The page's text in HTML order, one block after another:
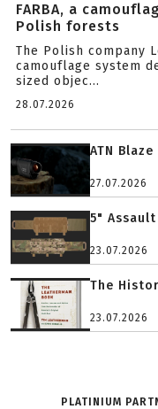
FARBA, a
Polish forests
The Polish company
camouflage system
sized objec...
28.07.2026
ATN
27.07.2026
5"
23.07.2026
The
23.07.2026
PLATINIUM